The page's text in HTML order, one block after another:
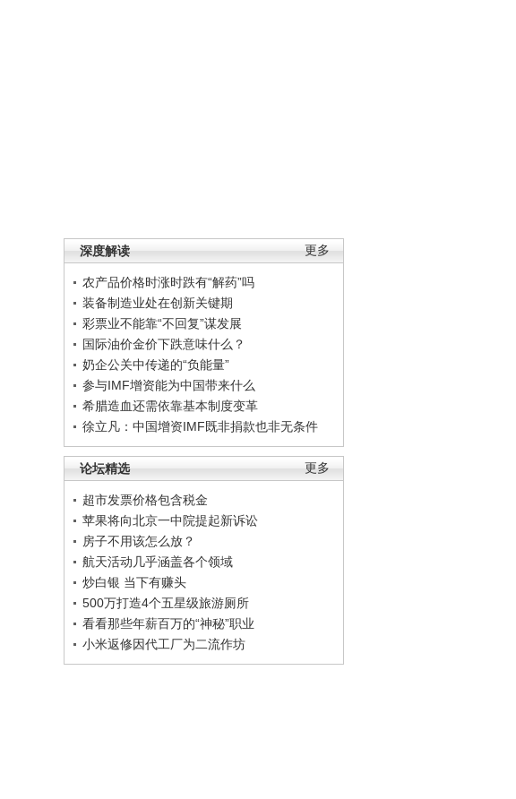
更多
深度解读
农产品价格时涨时跌有“解药”吗
装备制造业处在创新关键期
彩票业不能靠“不回复”谋发展
国际油价金价下跌意味什么？
奶企公关中传递的“负能量”
参与IMF增资能为中国带来什么
希腊造血还需依靠基本制度变革
徐立凡：中国增资IMF既非捐款也非无条件
更多
论坛精选
超市发票价格包含税金
苹果将向北京一中院提起新诉讼
房子不用该怎么放？
航天活动几乎涵盖各个领域
炒白银 当下有赚头
500万打造4个五星级旅游厕所
看看那些年薪百万的“神秘”职业
小米返修因代工厂为二流作坊